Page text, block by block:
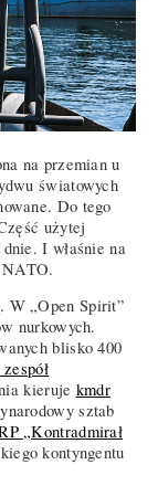
na przemian u
światowych
Do tego
użytej
I właśnie na
W „Open Spirit”
nurkowych.
blisko 400
kieruje kmdr
sztab
„Kontradmirał
kontyngentu